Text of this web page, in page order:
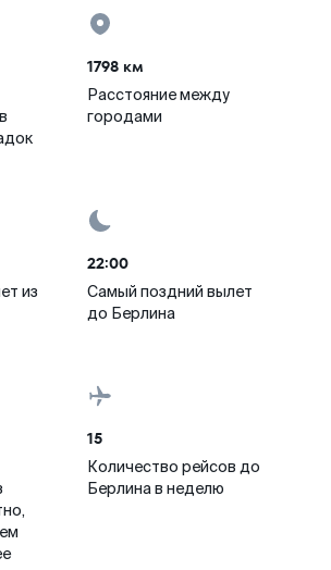
1798 км
Расстояние между
городами
из
22:00
Самый поздний вылет
до Берлина
15
Количество рейсов до
Берлина в неделю